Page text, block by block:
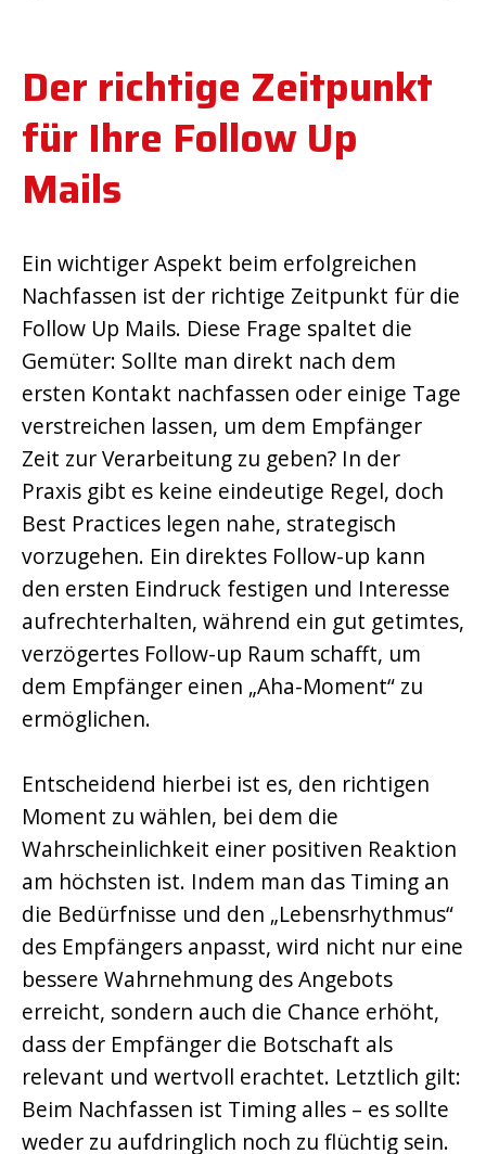
Der richtige Zeitpunkt
für Ihre Follow Up
Mails
Ein wichtiger Aspekt beim erfolgreichen
Nachfassen ist der richtige Zeitpunkt für die
Follow Up Mails. Diese Frage spaltet die
Gemüter: Sollte man direkt nach dem
ersten Kontakt nachfassen oder einige Tage
verstreichen lassen, um dem Empfänger
Zeit zur Verarbeitung zu geben? In der
Praxis gibt es keine eindeutige Regel, doch
Best Practices legen nahe, strategisch
vorzugehen. Ein direktes Follow-up kann
den ersten Eindruck festigen und Interesse
aufrechterhalten, während ein gut getimtes,
verzögertes Follow-up Raum schafft, um
dem Empfänger einen „Aha-Moment“ zu
ermöglichen.
Entscheidend hierbei ist es, den richtigen
Moment zu wählen, bei dem die
Wahrscheinlichkeit einer positiven Reaktion
am höchsten ist. Indem man das Timing an
die Bedürfnisse und den „Lebensrhythmus“
des Empfängers anpasst, wird nicht nur eine
bessere Wahrnehmung des Angebots
erreicht, sondern auch die Chance erhöht,
dass der Empfänger die Botschaft als
relevant und wertvoll erachtet. Letztlich gilt:
Beim Nachfassen ist Timing alles – es sollte
weder zu aufdringlich noch zu flüchtig sein.